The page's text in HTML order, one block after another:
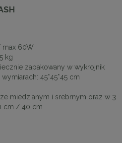
max 60W
kg
zapakowany w wykrojnik
45*45*45 cm
miedzianym i srebrnym oraz w 3
cm / 40 cm